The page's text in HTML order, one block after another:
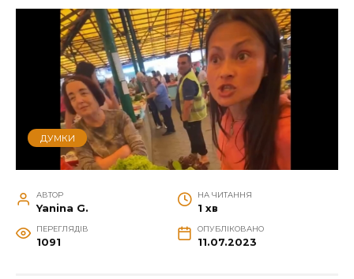
ДУМКИ
АВТОР
Yanina G.
НА ЧИТАННЯ
1 хв
ПЕРЕГЛЯДІВ
1091
ОПУБЛІКОВАНО
11.07.2023